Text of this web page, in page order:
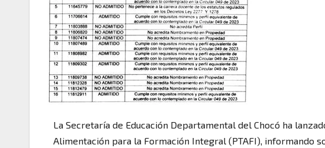
La Secretaría de Educación Departamental del Chocó ha
Alimentación para la Formación Integral (PTAFI), informando